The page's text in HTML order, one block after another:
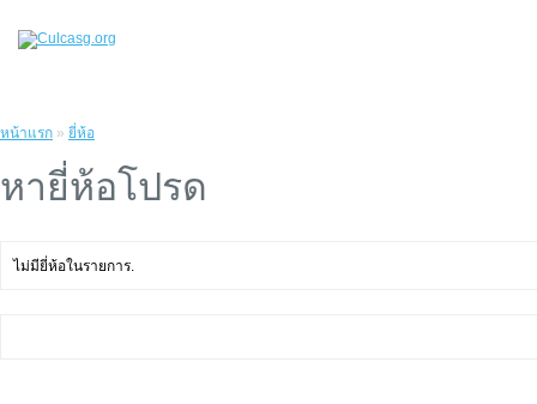
หน้าแรก » ยี่ห้อ
หายี่ห้อโปรด
ไม่มียี่ห้อในรายการ.